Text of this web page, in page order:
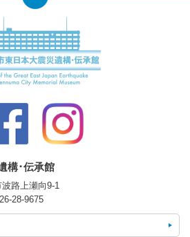
構･伝承館
路上瀬向9-1
28-9675